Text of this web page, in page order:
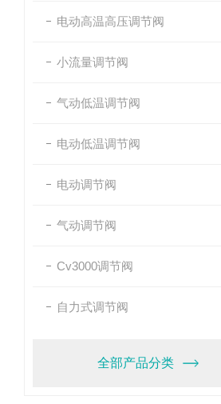
电动高温高压调节阀
小流量调节阀
气动低温调节阀
电动低温调节阀
电动调节阀
气动调节阀
Cv3000调节阀
自力式调节阀
全部产品分类